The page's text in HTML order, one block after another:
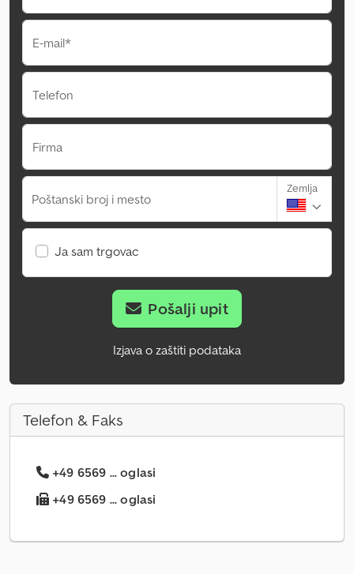
E-mail*
Telefon
Firma
Poštanski broj i mesto
Zemlja
Ja sam trgovac
Pošalji upit
Izjava o zaštiti podataka
Telefon & Faks
+49 6569 ... oglasi
+49 6569 ... oglasi